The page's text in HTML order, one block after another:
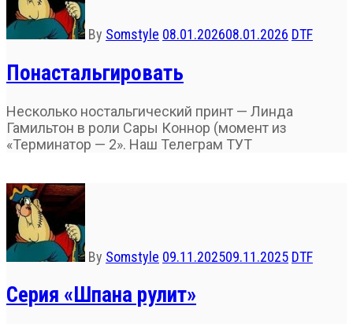
By Somstyle 08.01.202608.01.2026 DTF
Понастальгировать
Несколько ностальгический принт — Линда
Гамильтон в роли Сары Коннор (момент из
«Терминатор — 2». Наш Телеграм ТУТ
By Somstyle 09.11.202509.11.2025 DTF
Серия «Шпана рулит»